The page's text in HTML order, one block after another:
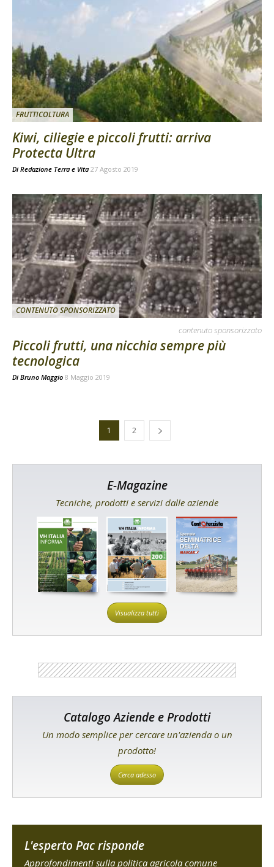
FRUTTICOLTURA
Kiwi, ciliegie e piccoli frutti: arriva
Protecta Ultra
Di Redazione Terra e Vita 27 Agosto 2019
CONTENUTO SPONSORIZZATO
contenuto sponsorizzato
Piccoli frutti, una nicchia sempre più
tecnologica
Di Bruno Maggio 8 Maggio 2019
1 2
E-Magazine
Tecniche, prodotti e servizi dalle aziende
Visualizza tutti
Catalogo Aziende e Prodotti
Un modo semplice per cercare un'azienda o un
prodotto!
Cerca adesso
L'esperto Pac risponde
Approfondimenti sulla politica agricola comune